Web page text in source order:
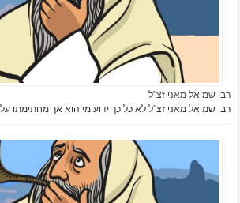
רבי שמואל מאני זצ"ל
רבי שמואל מאני זצ"ל לא כל כך ידוע מי הוא אך מחתימתו